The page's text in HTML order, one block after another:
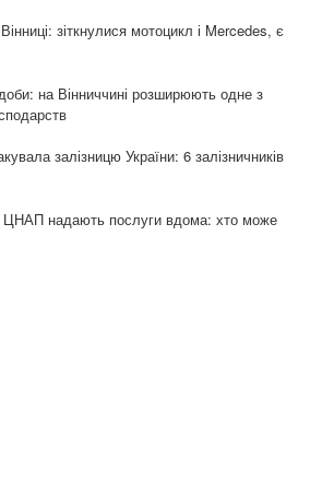
зіткнулися мотоцикл і Mercedes, є
на Вінниччині розширюють одне з
залізницю України: 6 залізничників
ЦНАП надають послуги вдома: хто може